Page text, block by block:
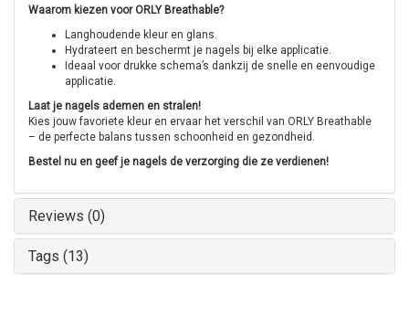
Waarom kiezen voor ORLY Breathable?
Langhoudende kleur en glans.
Hydrateert en beschermt je nagels bij elke applicatie.
Ideaal voor drukke schema’s dankzij de snelle en eenvoudige
applicatie.
Laat je nagels ademen en stralen!
Kies jouw favoriete kleur en ervaar het verschil van ORLY Breathable
– de perfecte balans tussen schoonheid en gezondheid.
Bestel nu en geef je nagels de verzorging die ze verdienen!
Reviews (0)
Tags (13)